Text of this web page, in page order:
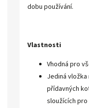
dobu používání.
Vlastnosti
Vhodná pro
Jediná
přídavných
sloužících